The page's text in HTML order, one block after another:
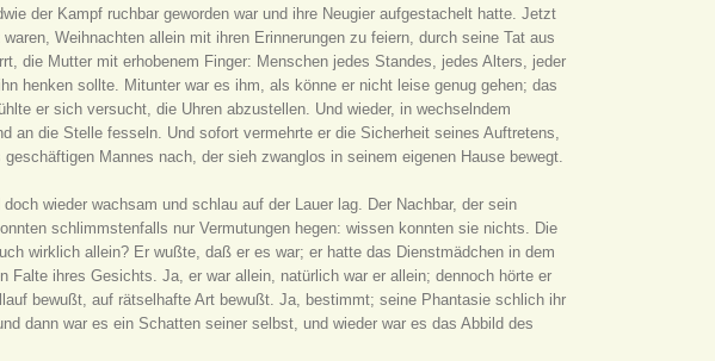
der Kampf ruchbar geworden war und ihre Neugier aufgestachelt hatte. Jetzt
Weihnachten allein mit ihren Erinnerungen zu feiern, durch seine Tat aus
die Mutter mit erhobenem Finger: Menschen jedes Standes, jedes Alters, jeder
henken sollte. Mitunter war es ihm, als könne er nicht leise genug gehen; das
er sich versucht, die Uhren abzustellen. Und wieder, in wechselndem
die Stelle fesseln. Und sofort vermehrte er die Sicherheit seines Auftretens,
Mannes nach, der sieh zwanglos in seinem eigenen Hause bewegt.
wieder wachsam und schlau auf der Lauer lag. Der Nachbar, der sein
schlimmstenfalls nur Vermutungen hegen: wissen konnten sie nichts. Die
wirklich allein? Er wußte, daß er es war; er hatte das Dienstmädchen in dem
Falte ihres Gesichts. Ja, er war allein, natürlich war er allein; dennoch hörte er
bewußt, auf rätselhafte Art bewußt. Ja, bestimmt; seine Phantasie schlich ihr
dann war es ein Schatten seiner selbst, und wieder war es das Abbild des